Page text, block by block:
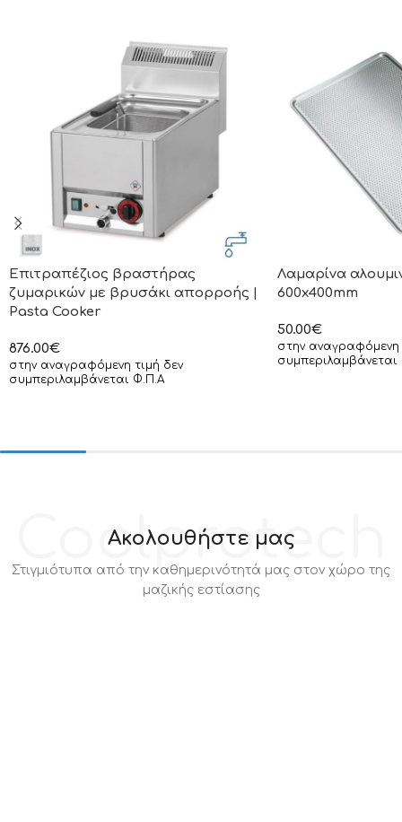
Επιτραπέζιος βραστήρας
ζυμαρικών με βρυσάκι απορροής |
Pasta Cooker
876.00€
στην αναγραφόμενη τιμή δεν
συμπεριλαμβάνεται Φ.Π.Α
Λαμαρίνα
600x400mm
50.00€
στην αναγραφόμενη
Coolprotech
Ακολουθήστε μας
Στιγμιότυπα από την καθημερινότητά μας στον χώρο της
μαζικής εστίασης